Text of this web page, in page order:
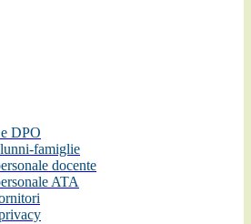
DPO
famiglie
docente
ATA